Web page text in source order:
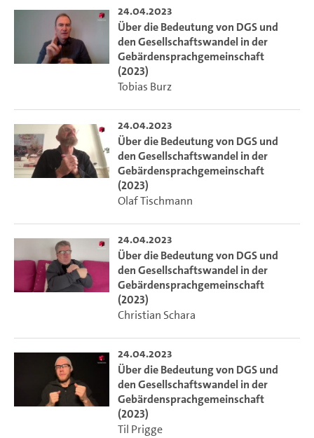
24.04.2023
Über die Bedeutung von DGS und
den Gesellschaftswandel in der
Gebärdensprachgemeinschaft
(2023)
Tobias Burz
24.04.2023
Über die Bedeutung von DGS und
den Gesellschaftswandel in der
Gebärdensprachgemeinschaft
(2023)
Olaf Tischmann
24.04.2023
Über die Bedeutung von DGS und
den Gesellschaftswandel in der
Gebärdensprachgemeinschaft
(2023)
Christian Schara
24.04.2023
Über die Bedeutung von DGS und
den Gesellschaftswandel in der
Gebärdensprachgemeinschaft
(2023)
Til Prigge